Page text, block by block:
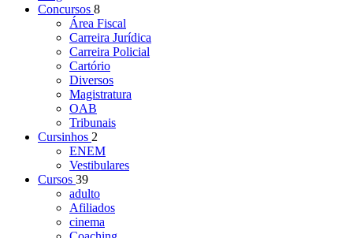
Concursos 8
Área Fiscal
Carreira Jurídica
Carreira Policial
Cartório
Diversos
Magistratura
OAB
Tribunais
Cursinhos 2
ENEM
Vestibulares
Cursos 39
adulto
Afiliados
cinema